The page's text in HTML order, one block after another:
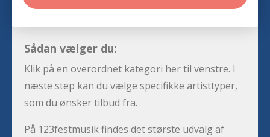
Sådan vælger du:
Klik på en overordnet kategori her til venstre. I
næste step kan du vælge specifikke artisttyper,
som du ønsker tilbud fra.
På 123festmusik findes det største udvalg af